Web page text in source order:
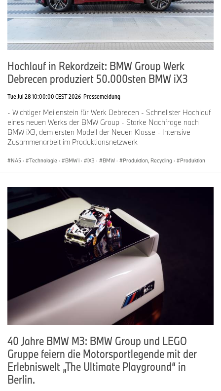
Ihre Weltpremiere feiert die neue BMW 7er Limousine am 22. April
2026. Nur wenige Monate später folgen der Produktionsstart und
die weltweite Markteinführung ab Juli 2026.
[1] Einsatz ab Produktionsstart im November 2026.
[2]Spätestens ab der zweiten Jahreshälfte 2026 schrittweise für
Verfügbarkeit wird sukzessive erweitert, beginnend mit den
Märkten Deutschland und USA.
Hochlauf in Rekordzeit: BMW Group Werk
Debrecen produziert 50.000sten BMW iX3
Tue Jul 28 10:00:00 CEST 2026 Pressemeldung
- Wichtiger Meilenstein für Werk Debrecen - Schnellster Hochlauf
eines neuen Werks der BMW Group - Starke Nachfrage nach
BMW iX3, dem ersten Modell der Neuen Klasse - Intensive
Zusammenarbeit im Produktionsnetzwerk
NA5 · Technologie · BMW i · iX3 · BMW · Produktion, Recycling · Produktion
40 Jahre BMW M3: BMW Group und LEGO
Gruppe feiern die Motorsportlegende mit der
Erlebniswelt „The Ultimate Playground“ in
Berlin.